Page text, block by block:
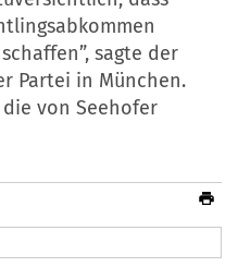
sagte der
Partei in München.
von Seehofer